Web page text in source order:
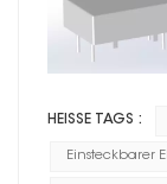
HEISSE TAGS :
Einsteckbarer